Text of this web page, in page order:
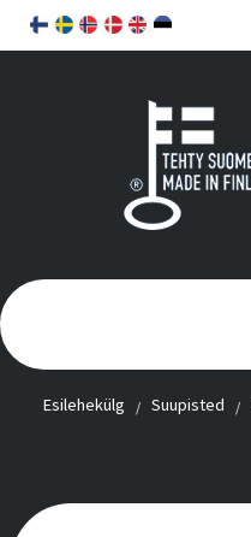
Esilehekülg Suupisted